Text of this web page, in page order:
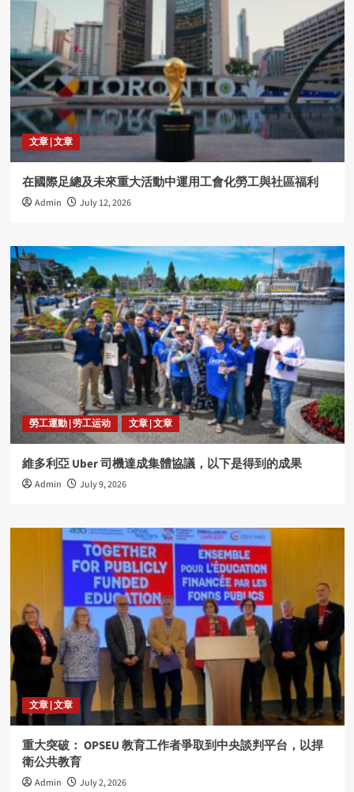
文章 | 文章
在國際足總及未來重大活動中運用工會化勞工與社區福利
Admin July 12, 2026
勞工運動 | 劳工运动 文章 | 文章
維多利亞 Uber 司機達成集體協議，以下是得到的成果
Admin July 9, 2026
文章 | 文章
重大突破： OPSEU 教育工作者爭取到中央談判平台，以捍
衛公共教育
Admin July 2, 2026